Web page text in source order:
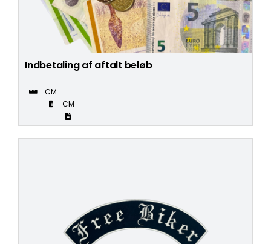
Indbetaling af aftalt beløb
CM
CM